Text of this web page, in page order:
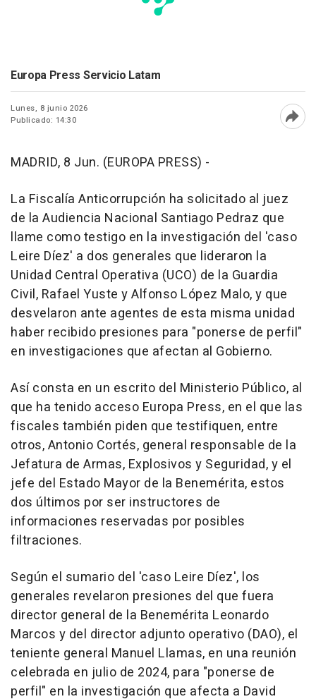
Europa Press Servicio Latam
Lunes, 8 junio 2026
Publicado: 14:30
MADRID, 8 Jun. (EUROPA PRESS) -
La Fiscalía Anticorrupción ha solicitado al juez
de la Audiencia Nacional Santiago Pedraz que
llame como testigo en la investigación del 'caso
Leire Díez' a dos generales que lideraron la
Unidad Central Operativa (UCO) de la Guardia
Civil, Rafael Yuste y Alfonso López Malo, y que
desvelaron ante agentes de esta misma unidad
haber recibido presiones para "ponerse de perfil"
en investigaciones que afectan al Gobierno.
Así consta en un escrito del Ministerio Público, al
que ha tenido acceso Europa Press, en el que las
fiscales también piden que testifiquen, entre
otros, Antonio Cortés, general responsable de la
Jefatura de Armas, Explosivos y Seguridad, y el
jefe del Estado Mayor de la Benemérita, estos
dos últimos por ser instructores de
informaciones reservadas por posibles
filtraciones.
Según el sumario del 'caso Leire Díez', los
generales revelaron presiones del que fuera
director general de la Benemérita Leonardo
Marcos y del director adjunto operativo (DAO), el
teniente general Manuel Llamas, en una reunión
celebrada en julio de 2024, para "ponerse de
perfil" en la investigación que afecta a David